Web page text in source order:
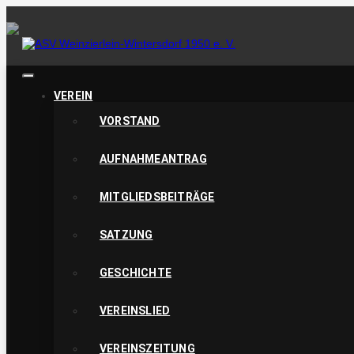
to
content
ASV
VEREIN
VORSTAND
AUFNAHMEANTRAG
MITGLIEDSBEITRÄGE
SATZUNG
GESCHICHTE
VEREINSLIED
VEREINSZEITUNG